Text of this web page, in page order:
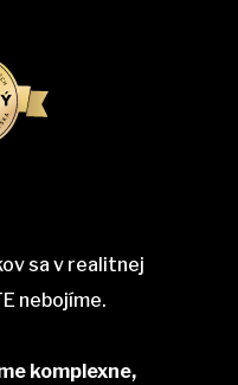
sa v realitnej
nebojíme.
komplexne,